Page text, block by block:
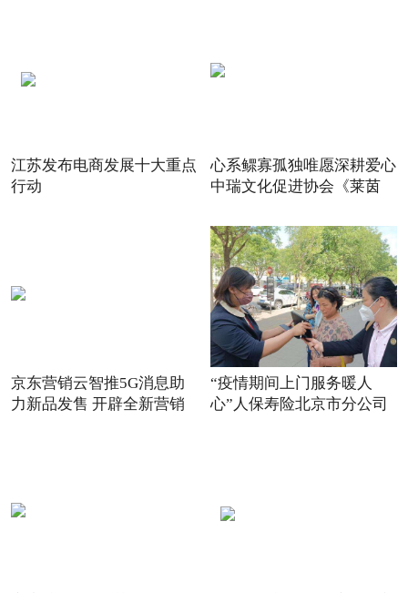
江苏发布电商发展十大重点
行动
心系鳏寡孤独唯愿深耕爱心
中瑞文化促进协会《莱茵
京东营销云智推5G消息助
力新品发售 开辟全新营销
“疫情期间上门服务暖人
心”人保寿险北京市分公司